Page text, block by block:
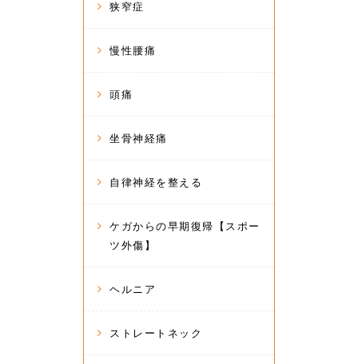
狭窄症
慢性腰痛
頭痛
坐骨神経痛
自律神経を整える
ケガからの早期復帰【スポー
ツ外傷】
ヘルニア
ストレートネック